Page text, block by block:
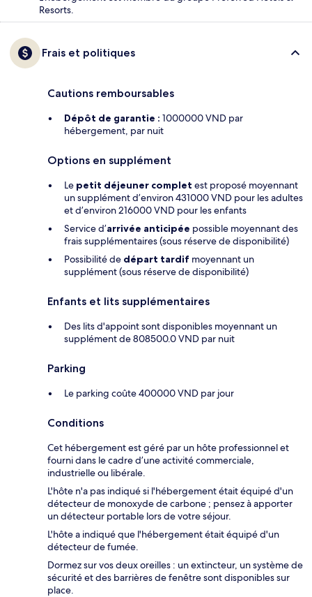
Resorts.
Frais et politiques
Cautions remboursables
Dépôt de garantie : 1000000 VND par
hébergement, par nuit
Options en supplément
Le petit déjeuner complet est proposé moyennant
un supplément d’environ 431000 VND pour les adultes
et d’environ 216000 VND pour les enfants
Service d’arrivée anticipée possible moyennant des
frais supplémentaires (sous réserve de disponibilité)
Possibilité de départ tardif moyennant un
supplément (sous réserve de disponibilité)
Enfants et lits supplémentaires
Des lits d'appoint sont disponibles moyennant un
supplément de 808500.0 VND par nuit
Parking
Le parking coûte 400000 VND par jour
Conditions
Cet hébergement est géré par un hôte professionnel et
fourni dans le cadre d’une activité commerciale,
industrielle ou libérale.
L'hôte n'a pas indiqué si l'hébergement était équipé d'un
détecteur de monoxyde de carbone ; pensez à apporter
un détecteur portable lors de votre séjour.
L'hôte a indiqué que l'hébergement était équipé d'un
détecteur de fumée.
Dormez sur vos deux oreilles : un extincteur, un système de
sécurité et des barrières de fenêtre sont disponibles sur
place.